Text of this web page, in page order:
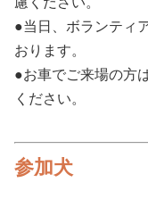
●当日、ボランティ
おります。
●お車でご来場の方
ください。
参加犬